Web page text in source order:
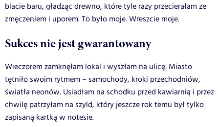
blacie baru, gładząc drewno, które tyle razy przecierałam ze
zmęczeniem i uporem. To było moje. Wreszcie moje.
Sukces nie jest gwarantowany
Wieczorem zamknęłam lokal i wyszłam na ulicę. Miasto
tętniło swoim rytmem – samochody, kroki przechodniów,
światła neonów. Usiadłam na schodku przed kawiarnią i przez
chwilę patrzyłam na szyld, który jeszcze rok temu był tylko
zapisaną kartką w notesie.